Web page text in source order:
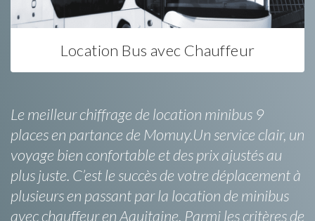
Location Bus avec Chauffeur
Le meilleur chiffrage de location minibus 9
places en partance de Momuy.Un service clair, un
voyage bien confortable et des prix ajustés au
plus juste. C’est le succès de votre déplacement à
plusieurs en passant par la location de minibus
avec chauffeur en Aquitaine. Parmi les critères de